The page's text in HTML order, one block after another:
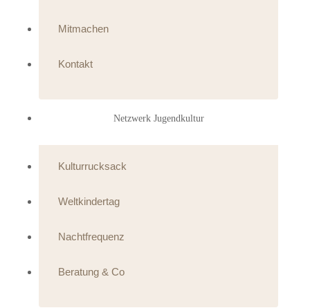
Mitmachen
Kontakt
Netzwerk Jugendkultur
Kulturrucksack
Weltkindertag
Nachtfrequenz
Beratung & Co